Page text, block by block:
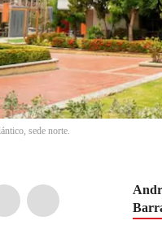
sede norte.